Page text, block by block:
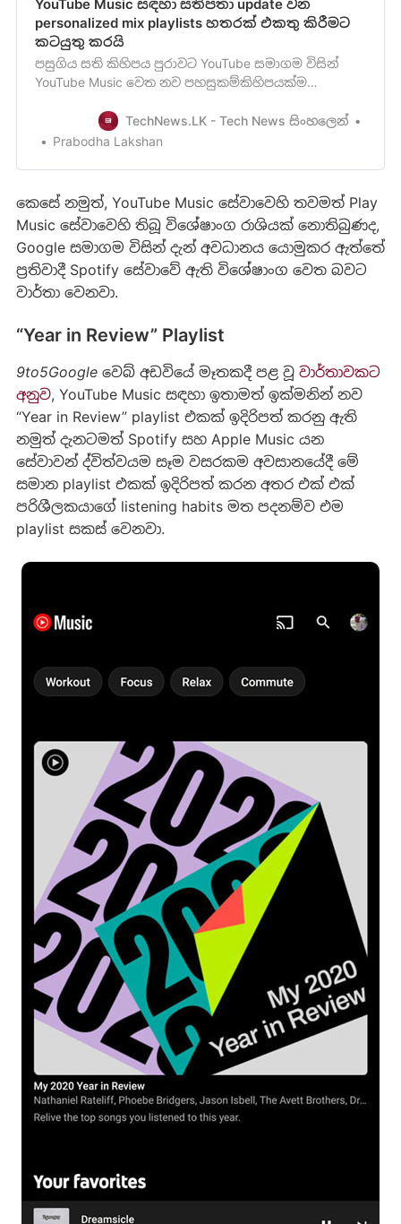
YouTube Music සඳහා සතිපතා update වන
personalized mix playlists හතරක් එකතු කිරීමට
කටයුතු කරයි
පසුගිය සති කිහිපය පුරාවට YouTube සමාගම විසින්
YouTube Music වෙත නව පහසුකම්කිහිපයක්ම
tab[https://www.androidcentral.com/youtube-music-
gets-ready-improve-music-discovery]” එක සහ අලුත්
TechNews.LK - Tech News සිංහලෙන්
Prabodha Lakshan
කෙසේ නමුත්, YouTube Music සේවාවෙහි තවමත් Play
Music සේවාවෙහි තිබූ විශේෂාංග රාශියක් නොතිබුණද,
Google සමාගම විසින් දැන් අවධානය යොමුකර ඇත්තේ
ප්‍රතිවාදී Spotify සේවාවේ ඇති විශේෂාංග වෙත බවට
වාර්තා වෙනවා.
“Year in Review” Playlist
9to5Google වෙබ් අඩවියේමෑතකදී පළ වූ වාර්තාවකට
අනුව, YouTube Music සඳහා ඉතාමත් ඉක්මනින් නව
“Year in Review” playlist එකක් ඉදිරිපත් කරනු ඇති
නමුත් දැනටමත් Spotify සහ Apple Music යන
සේවාවන් ද්විත්වයම සෑම වසරකම අවසානයේදී මේ
සමාන playlist එකක් ඉදිරිපත් කරන අතර එක් එක්
පරිශීලකයාගේ listening habits මත පදනම්ව එම
playlist සකස් වෙනවා.